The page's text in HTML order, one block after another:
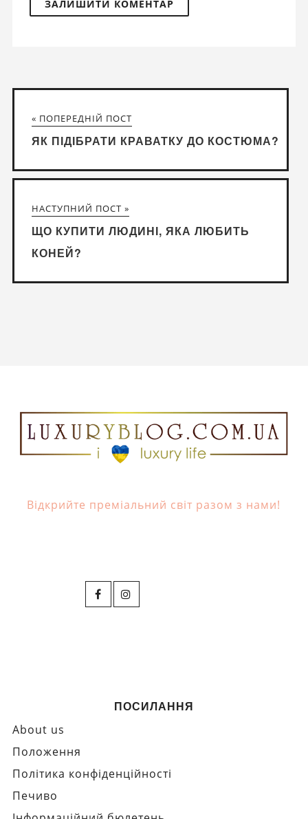
« ПОПЕРЕДНІЙ ПОСТ
ЯК ПІДІБРАТИ КРАВАТКУ ДО КОСТЮМА?
НАСТУПНИЙ ПОСТ »
ЩО КУПИТИ ЛЮДИНІ, ЯКА ЛЮБИТЬ
КОНЕЙ?
Відкрийте преміальний світ разом з нами!
ПОСИЛАННЯ
About us
Положення
Політика конфіденційності
Печиво